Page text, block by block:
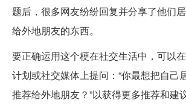
题后，很多网友纷纷回复并分享了他们
给外地朋友的东西。
要正确运用这个梗在社交生活中，可以
计划或社交媒体上提问：“你最想把自己
推荐给外地朋友？”以获得更多推荐和建